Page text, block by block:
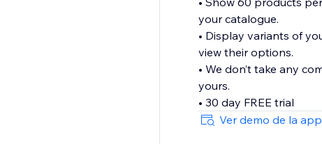
your catalogue.
• Display variants of
view their options.
• We don’t take any
yours.
• 30 day FREE trial
Ver demo de la app